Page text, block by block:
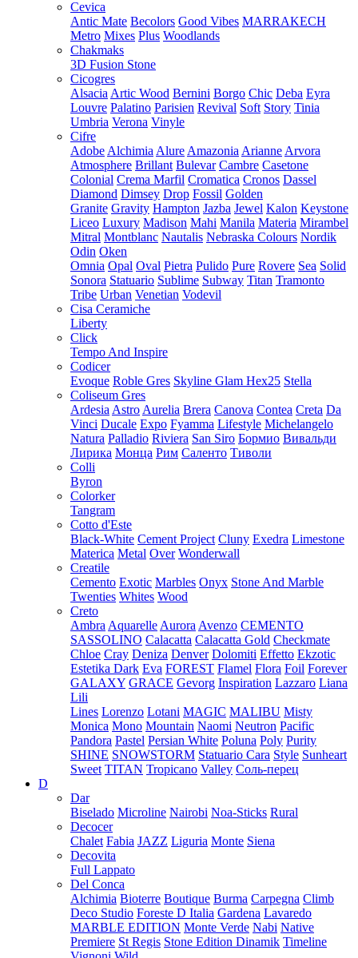
Cevica
Antic Mate Becolors Good Vibes MARRAKECH
Metro Mixes Plus Woodlands
Chakmaks
3D Fusion Stone
Cicogres
Alsacia Artic Wood Bernini Borgo Chic Deba Eyra
Louvre Palatino Parisien Revival Soft Story Tinia
Umbria Verona Vinyle
Cifre
Adobe Alchimia Alure Amazonia Arianne Arvora
Atmosphere Brillant Bulevar Cambre Casetone
Colonial Crema Marfil Cromatica Cronos Dassel
Diamond Dimsey Drop Fossil Golden
Granite Gravity Hampton Jazba Jewel Kalon Keystone
Liceo Luxury Madison Mahi Manila Materia Mirambel
Mitral Montblanc Nautalis Nebraska Colours Nordik
Odin Oken
Omnia Opal Oval Pietra Pulido Pure Rovere Sea Solid
Sonora Statuario Sublime Subway Titan Tramonto
Tribe Urban Venetian Vodevil
Cisa Ceramiche
Liberty
Click
Tempo And Inspire
Codicer
Evoque Roble Gres Skyline Glam Hex25 Stella
Coliseum Gres
Ardesia Astro Aurelia Brera Canova Contea Creta Da
Vinci Ducale Expo Fyamma Lifestyle Michelangelo
Natura Palladio Riviera San Siro Бормио Вивальди
Лирика Монца Рим Саленто Тиволи
Colli
Byron
Colorker
Tangram
Cotto d'Este
Black-White Cement Project Cluny Exedra Limestone
Materica Metal Over Wonderwall
Creatile
Cemento Exotic Marbles Onyx Stone And Marble
Twenties Whites Wood
Creto
Ambra Aquarelle Aurora Avenzo CEMENTO
SASSOLINO Calacatta Calacatta Gold Checkmate
Chloe Cray Deniza Denver Dolomiti Effetto Ekzotic
Estetika Dark Eva FOREST Flamel Flora Foil Forever
GALAXY GRACE Gevorg Inspiration Lazzaro Liana
Lili
Lines Lorenzo Lotani MAGIC MALIBU Misty
Monica Mono Mountain Naomi Neutron Pacific
Pandora Pastel Persian White Poluna Poly Purity
SHINE SNOWSTORM Statuario Cara Style Sunheart
Sweet TITAN Tropicano Valley Соль-перец
D
Dar
Biselado Microline Nairobi Noa-Sticks Rural
Decocer
Chalet Fabia JAZZ Liguria Monte Siena
Decovita
Full Lappato
Del Conca
Alchimia Bioterre Boutique Burma Carpegna Climb
Deco Studio Foreste D Italia Gardena Lavaredo
MARBLE EDITION Monte Verde Nabi Native
Premiere St Regis Stone Edition Dinamik Timeline